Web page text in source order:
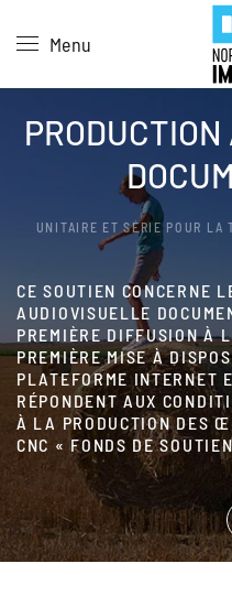
Skip to main content
Menu
UNITAIRE ET SÉRIE POUR LA
CE SOUTIEN CONCERNE
AUDIOVISUELLE
PREMIÈRE DIFFUSION À
PREMIÈRE MISE À
PLATEFORME INTERNET
RÉPONDENT AUX
À LA PRODUCTION DES
CNC « FONDS DE
Panneau de gestion des